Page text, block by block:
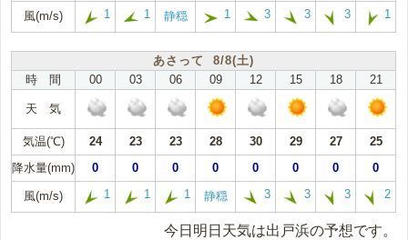
風(m/s) 1 1 静穏 1 3 3 3 1
あさって 8/8(土)
時 間
00 03 06 09 12 15 18 21
天 気
気温(℃) 24 23 23 28 30 29 27
25
降水量(mm)
0 0 0 0 0 0 0 0
風(m/s) 1 1 1 静穏 3 3 3 2
今日明日天気は出戸浜の予想です。